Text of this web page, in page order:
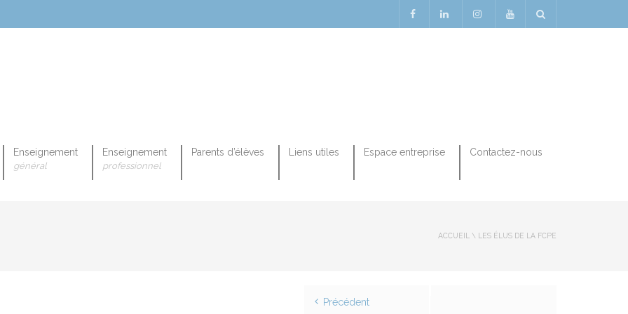
Enseignement
général
Enseignement
professionnel
Parents d’élèves Liens utiles Espace entreprise Contactez-nous
ACCUEIL \ LES ÉLUS DE LA FCPE
Précédent